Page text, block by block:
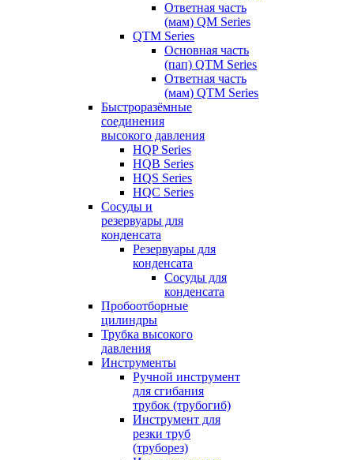
Ответная часть
(мам) QM Series
QTM Series
Основная часть
(пап) QTM Series
Ответная часть
(мам) QTM Series
Быстроразёмные
соединения
высокого давления
HQP Series
HQB Series
HQS Series
HQC Series
Сосуды и
резервуары для
конденсата
Резервуары для
конденсата
Сосуды для
конденсата
Пробоотборные
цилиндры
Трубка высокого
давления
Инструменты
Ручной инструмент
для сгибания
трубок (трубогиб)
Инструмент для
резки труб
(труборез)